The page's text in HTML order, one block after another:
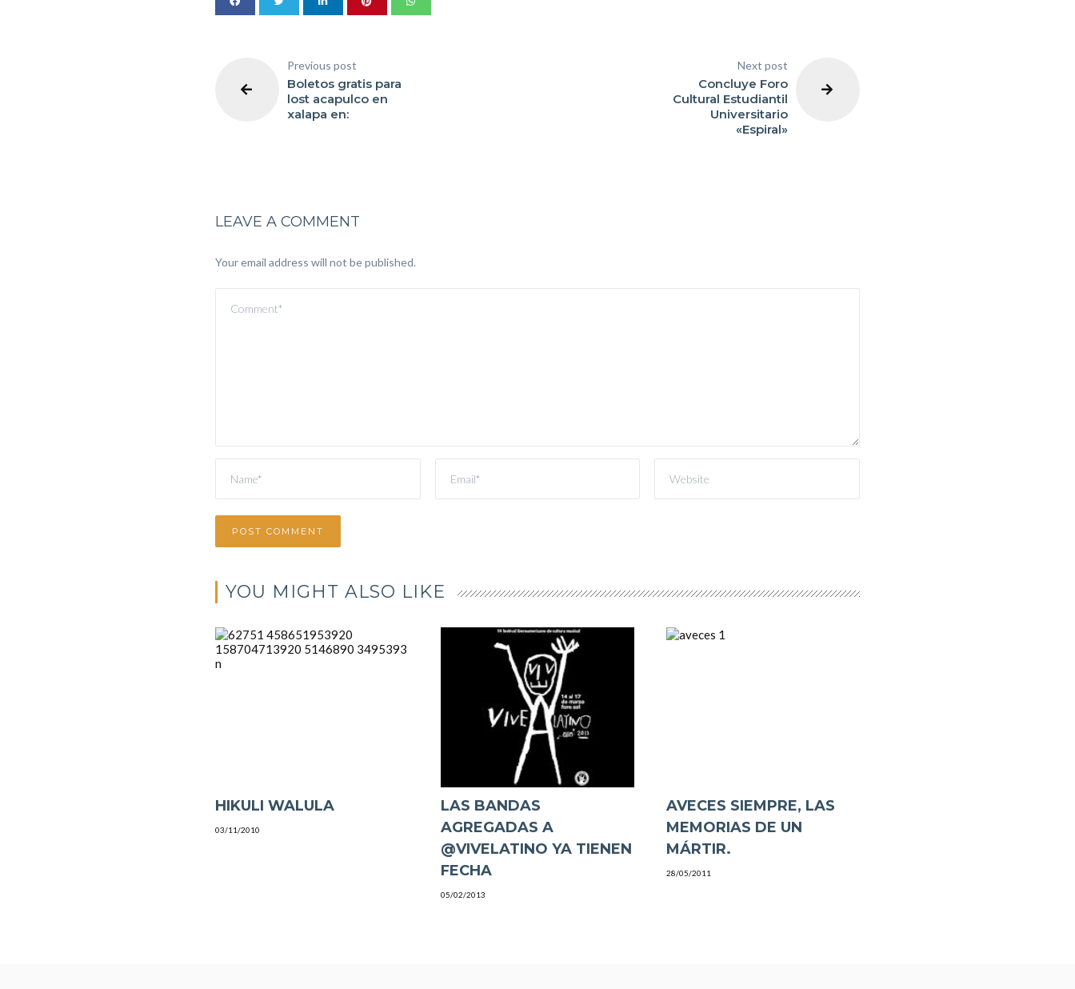
Previous post
Boletos gratis para
lost acapulco en
xalapa en:
Next post
Concluye Foro
Cultural Estudiantil
Universitario
«Espiral»
LEAVE A COMMENT
Your email address will not be published.
YOU MIGHT ALSO LIKE
HIKULI WALULA
03/11/2010
LAS BANDAS
AGREGADAS A
@VIVELATINO YA TIENEN
FECHA
05/02/2013
AVECES SIEMPRE, LAS
MEMORIAS DE UN
MÁRTIR.
28/05/2011